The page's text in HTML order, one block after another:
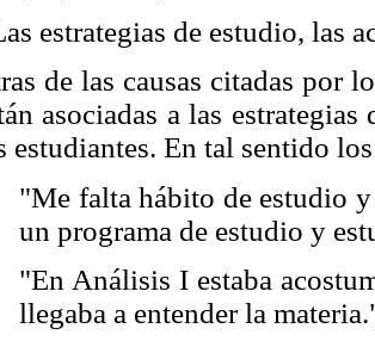
estrategias de estudio, las
de las causas citadas por
asociadas a las
estudiantes. En tal sentido
"Me falta hábito de estudio
un programa de estudio y
"En Análisis I estaba
llegaba a entender la